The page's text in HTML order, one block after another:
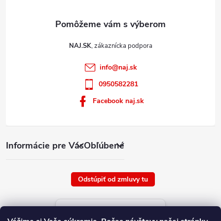
Informácie pre VásObľúbené
NAJ.SK
info@naj.sk
0950582281
Facebook naj.sk
Odstúpiť od zmluvy tu
Aktuálne ceny tovaru